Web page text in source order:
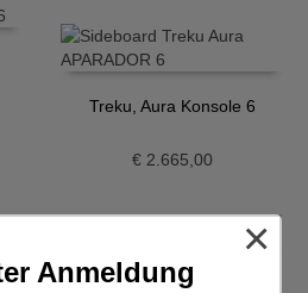
Treku, Aura Konsole 6
€ 2.665,00
Treku, Aura Sideboard 23
Anmeldung
×